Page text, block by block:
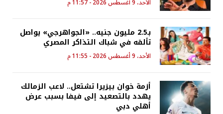
الأحد، 9 أغسطس 2026 - 11:57 م
بـ2.5 مليون جنيه.. «الجواهرجي» يواصل
تألقه في شباك التذاكر المصري
الأحد، 9 أغسطس 2026 - 11:55 م
أزمة خوان بيزيرا تشتعل.. لاعب الزمالك
يهدد بالتصعيد إلى فيفا بسبب عرض
أهلي دبي